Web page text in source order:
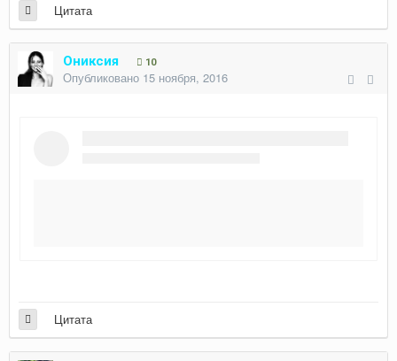
Цитата
Ониксия 10
Опубликовано 15 ноября, 2016
Цитата